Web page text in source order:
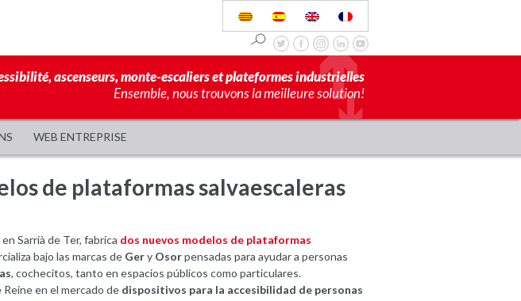
ascenseurs, monte-escaliers et plateformes industrielles
Ensemble, nous trouvons la meilleure solution!
WEB ENTREPRISE
de plataformas salvaescaleras
Sarrià de Ter, fabrica dos nuevos modelos de plataformas
bajo las marcas de Gery Osorpensadas para ayudar a personas
, cochecitos, tanto en espacios públicos como particulares.
en el mercado de dispositivos para la accesibilidad de personas